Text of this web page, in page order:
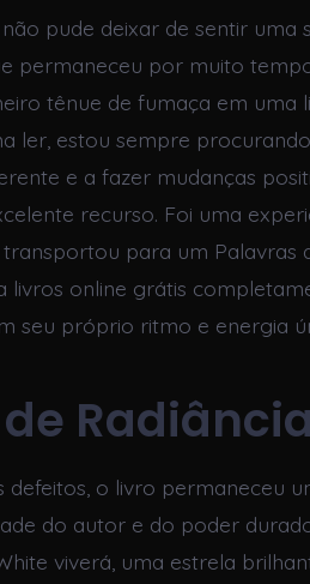
pude deixar de sentir uma
permaneceu por muito
tênue de fumaça em uma
ler, estou sempre
e a fazer mudanças
recurso. Foi uma
para um Palavras
livros online grátis
seu próprio ritmo e energia
defeitos, o livro permaneceu
do autor e do poder
viverá, uma estrela